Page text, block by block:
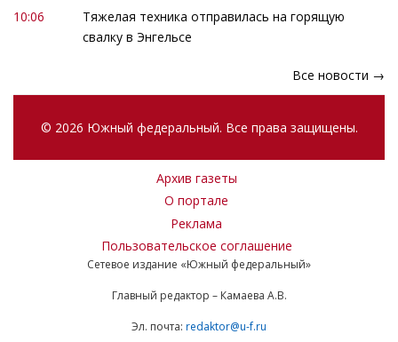
10:06
Тяжелая техника отправилась на горящую
свалку в Энгельсе
Все новости →
© 2026 Южный федеральный. Все права защищены.
Архив газеты
О портале
Реклама
Пользовательское соглашение
Сетевое издание «Южный федеральный»
Главный редактор – Камаева А.В.
Эл. почта: redaktor@u-f.ru